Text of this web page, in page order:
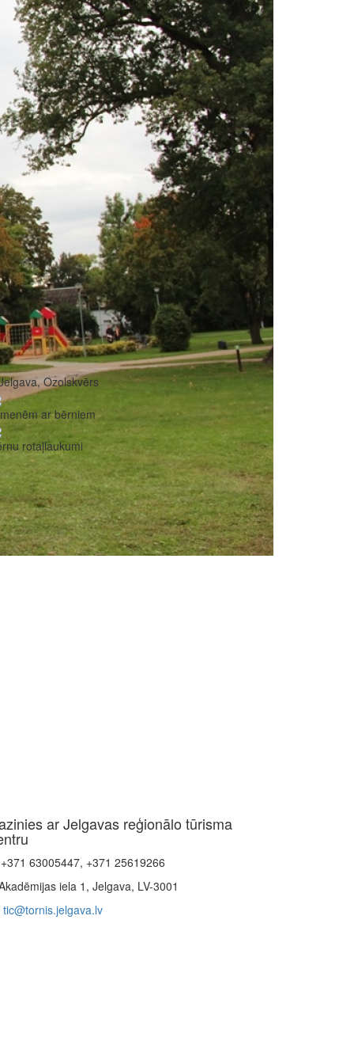
Ozolskvērs
ar bērniem
rotaļlaukumi
ar Jelgavas reģionālo tūrisma
63005447, +371 25619266
iela 1, Jelgava, LV-3001
tic@tornis.jelgava.lv